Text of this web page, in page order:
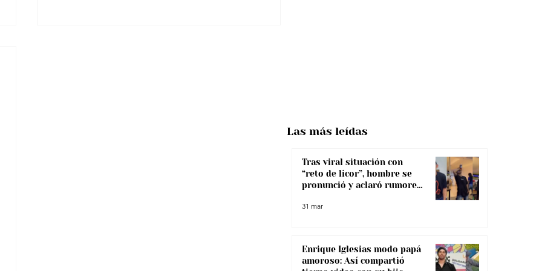
Tras viral situación con
“reto de licor”, hombre se
pronunció y aclaró rumores
31 mar
Enrique Iglesias modo papá
amoroso: Así compartió
Las más leídas